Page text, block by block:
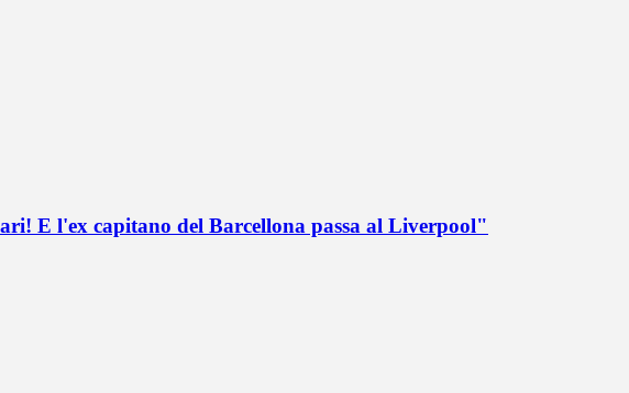
E l'ex capitano del Barcellona passa al Liverpool"